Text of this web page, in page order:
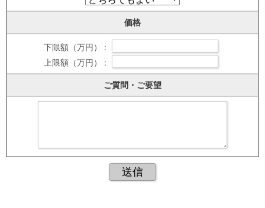
価格
下限額（万円） :
上限額（万円） :
ご質問・ご要望